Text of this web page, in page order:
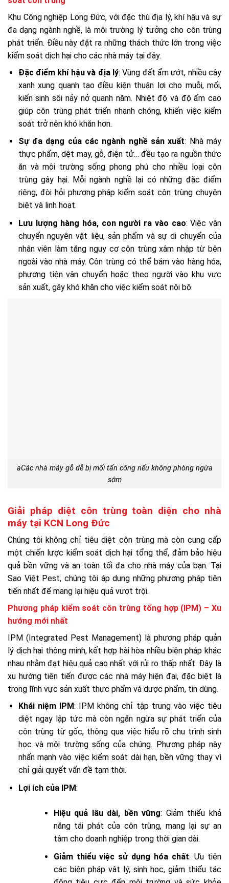
Khu Công nghiệp Long Đức, với đặc thù địa lý, khí hậu và sự
đa dạng ngành nghề, là môi trường lý tưởng cho côn trùng
phát triển. Điều này đặt ra những thách thức lớn trong việc
kiểm soát dịch hại cho các nhà máy tại đây.
Đặc điểm khí hậu và địa lý: Vùng đất ẩm ướt, nhiều cây
xanh xung quanh tạo điều kiện thuận lợi cho muỗi, mối,
kiến sinh sôi nảy nở quanh năm. Nhiệt độ và độ ẩm cao
giúp côn trùng phát triển nhanh chóng, khiến việc kiểm
soát trở nên khó khăn hơn.
Sự đa dạng của các ngành nghề sản xuất: Nhà máy
thực phẩm, dệt may, gỗ, điện tử… đều tạo ra nguồn thức
ăn và môi trường sống phong phú cho nhiều loại côn
trùng gây hại. Mỗi ngành nghề lại có những đặc điểm
riêng, đòi hỏi phương pháp kiểm soát côn trùng chuyên
biệt và linh hoạt.
Lưu lượng hàng hóa, con người ra vào cao: Việc vận
chuyển nguyên vật liệu, sản phẩm và sự di chuyển của
nhân viên làm tăng nguy cơ côn trùng xâm nhập từ bên
ngoài vào nhà máy. Côn trùng có thể bám vào hàng hóa,
phương tiện vận chuyển hoặc theo người vào khu vực
sản xuất, gây khó khăn cho việc kiểm soát nội bộ.
aCác nhà máy gỗ dễ bị mối tấn công nếu không phòng ngừa
sớm
Giải pháp diệt côn trùng toàn diện cho nhà
máy tại KCN Long Đức
Chúng tôi không chỉ tiêu diệt côn trùng mà còn cung cấp
một chiến lược kiểm soát dịch hại tổng thể, đảm bảo hiệu
quả bền vững và an toàn tối đa cho nhà máy của bạn. Tại
Sao Việt Pest, chúng tôi áp dụng những phương pháp tiên
tiến nhất để mang lại hiệu quả vượt trội.
Phương pháp kiểm soát côn trùng tổng hợp (IPM) – Xu
hướng mới nhất
IPM (Integrated Pest Management) là phương pháp quản
lý dịch hại thông minh, kết hợp hài hòa nhiều biện pháp khác
nhau nhằm đạt hiệu quả cao nhất với rủi ro thấp nhất. Đây là
xu hướng tiên tiến được các nhà máy hiện đại, đặc biệt là
trong lĩnh vực sản xuất thực phẩm và dược phẩm, tin dùng.
Khái niệm IPM: IPM không chỉ tập trung vào việc tiêu
diệt ngay lập tức mà còn ngăn ngừa sự phát triển của
côn trùng từ gốc, thông qua việc hiểu rõ chu trình sinh
học và môi trường sống của chúng. Phương pháp này
nhấn mạnh vào việc kiểm soát dài hạn, bền vững thay vì
chỉ giải quyết vấn đề tạm thời.
Lợi ích của IPM:
Hiệu quả lâu dài, bền vững: Giảm thiểu khả
năng tái phát của côn trùng, mang lại sự an
tâm cho doanh nghiệp trong thời gian dài.
Giảm thiểu việc sử dụng hóa chất: Ưu tiên
các biện pháp vật lý, sinh học, giảm thiểu tác